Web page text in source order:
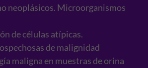
neoplásicos. Microorganismos
de células atípicas.
de malignidad
maligna en muestras de orina